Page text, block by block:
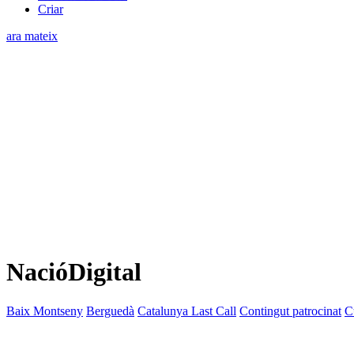
Criar
ara mateix
NacióDigital
Baix Montseny Berguedà Catalunya Last Call Contingut patrocinat